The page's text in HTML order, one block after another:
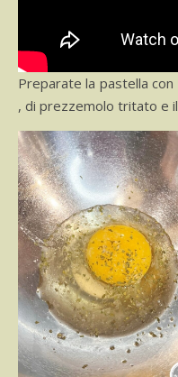
Preparate la pastella
, di prezzemolo tritato e